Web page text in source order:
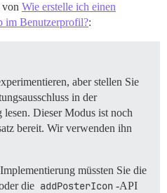
Wie erstelle ich einen
im Benutzerprofil?:
aber stellen Sie
in der
Dieser Modus ist noch
bereit. Wir verwenden ihn
müssten Sie die
die addPosterIcon -API